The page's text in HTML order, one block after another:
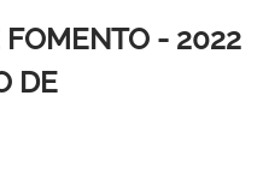
- 2022
DE